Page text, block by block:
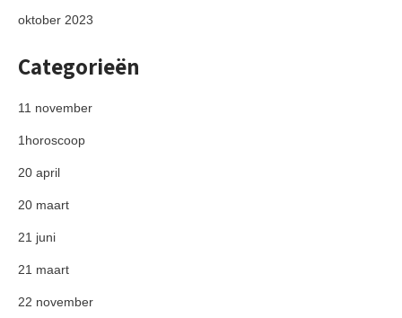
oktober 2023
Categorieën
11 november
1horoscoop
20 april
20 maart
21 juni
21 maart
22 november